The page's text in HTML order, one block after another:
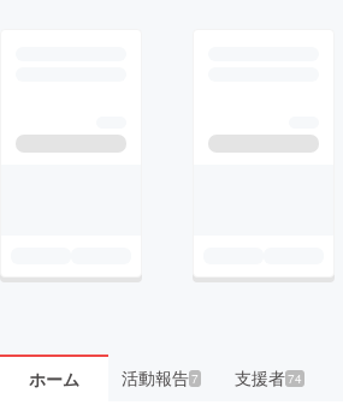
ホーム 活動報告7 支援者74